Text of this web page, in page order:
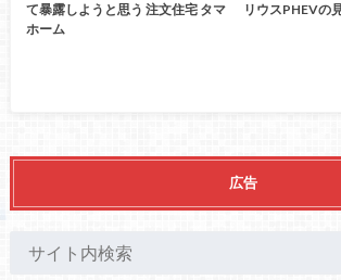
て暴露しようと思う 注文住宅 タマ
ホーム
リウスPHEVの
広告